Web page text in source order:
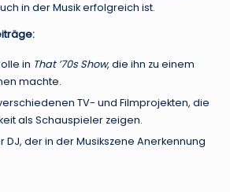
in der Musik erfolgreich ist.
in That ’70s Show, die ihn zu einem
machte.
TV- und Filmprojekten, die
als Schauspieler zeigen.
DJ, der in der Musikszene Anerkennung